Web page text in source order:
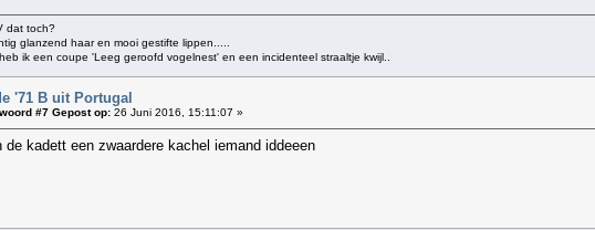
dat toch?
glanzend haar en mooi gestifte lippen.....
ik een coupe 'Leeg geroofd vogelnest' en een incidenteel straaltje kwijl..
'71 B uit Portugal
#7 Gepost op: 26 Juni 2016, 15:11:07 »
kadett een zwaardere kachel iemand iddeeen